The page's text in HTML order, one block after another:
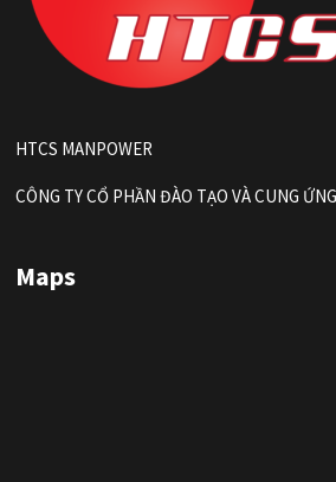
HTCS MANPOWER
CÔNG TY CỔ PHẦN ĐÀO TẠO VÀ CUNG
Maps